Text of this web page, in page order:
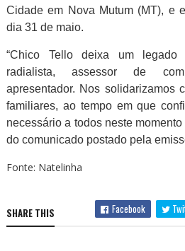
Cidade em Nova Mutum (MT), e
dia 31 de maio.
“Chico Tello deixa um legado
radialista, assessor de
apresentador. Nos solidarizamos
familiares, ao tempo em que
necessário a todos neste momento
do comunicado postado pela
Fonte: Natelinha
SHARE THIS Facebook